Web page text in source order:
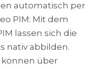
automatisch per
PIM: Mit dem
lassen sich die
nativ abbilden.
über